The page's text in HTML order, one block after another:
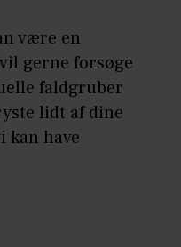
være en
gerne forsøge
faldgruber
lidt af dine
kan have